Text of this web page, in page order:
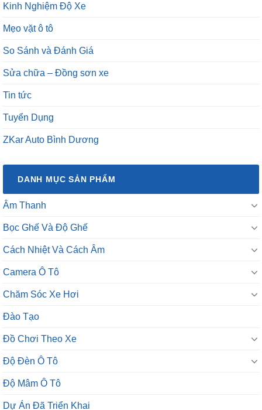
Kinh Nghiệm Độ Xe
Mẹo vặt ô tô
So Sánh và Đánh Giá
Sửa chữa – Đồng sơn xe
Tin tức
Tuyển Dụng
ZKar Auto Bình Dương
DANH MỤC SẢN PHẨM
Âm Thanh
Bọc Ghế Và Độ Ghế
Cách Nhiệt Và Cách Âm
Camera Ô Tô
Chăm Sóc Xe Hơi
Đào Tạo
Đồ Chơi Theo Xe
Độ Đèn Ô Tô
Độ Mâm Ô Tô
Dự Án Đã Triển Khai